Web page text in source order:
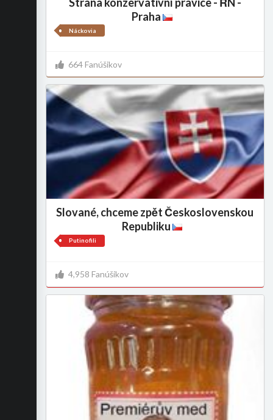
Praha
Náckovia
664 Fanúšikov
Slované, chceme zpět Československou
Republiku
Putinofili
4,958 Fanúšikov